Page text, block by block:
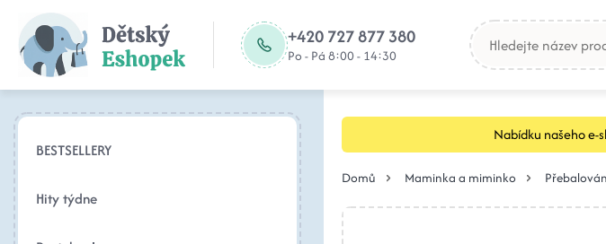
+420 727 877 380
Po - Pá 8:00 - 14:30
BESTSELLERY
Hity týdne
Nabídku našeho e-
Domů Maminka a miminko